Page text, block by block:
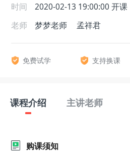
时间 2020-02-13 19:00:00 开课
老师
梦梦老师 孟祥君
免费试学 支持换课
课程介绍 主讲老师
购课须知